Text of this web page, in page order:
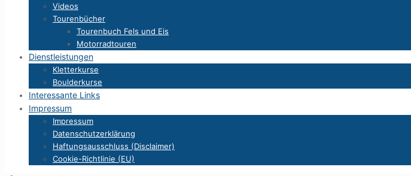
Videos
Tourenbücher
Tourenbuch Fels und Eis
Motorradtouren
Dienstleistungen
Kletterkurse
Boulderkurse
Interessante Links
Impressum
Impressum
Datenschutzerklärung
Haftungsausschluss (Disclaimer)
Cookie-Richtlinie (EU)